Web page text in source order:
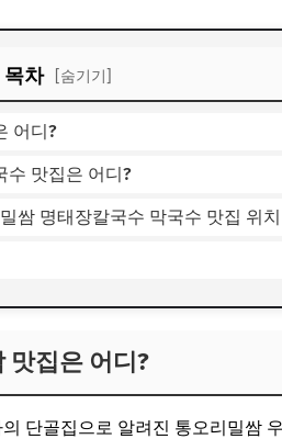
목차 [숨기기]
어디?
수 맛집은 어디?
쌈 명태장칼국수 막국수 맛집 위치
맛집은 어디?
단골집으로 알려진 통오리밀쌈